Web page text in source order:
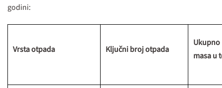
godini:
Vrsta otpada Ključni broj otpada
masa u